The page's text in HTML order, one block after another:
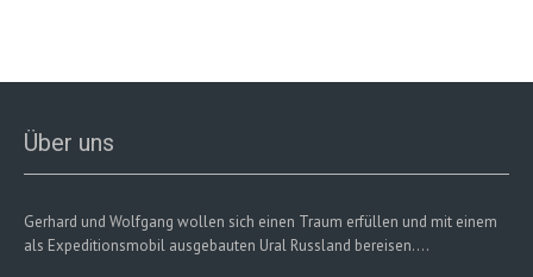
Über uns
Gerhard und Wolfgang wollen sich einen Traum erfüllen und mit einem
als Expeditionsmobil ausgebauten Ural Russland bereisen....